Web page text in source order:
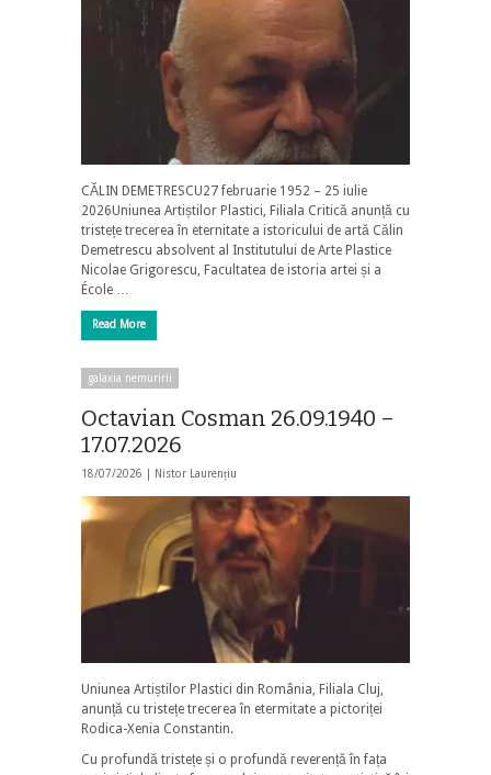
CĂLIN DEMETRESCU27 februarie 1952 – 25 iulie
2026Uniunea Artiștilor Plastici, Filiala Critică anunță cu
tristețe trecerea în eternitate a istoricului de artă Călin
Demetrescu absolvent al Institutului de Arte Plastice
Nicolae Grigorescu, Facultatea de istoria artei și a
École …
Read More
galaxia nemuririi
Octavian Cosman 26.09.1940 –
17.07.2026
18/07/2026 | Nistor Laurențiu
Uniunea Artiștilor Plastici din România, Filiala Cluj,
anunță cu tristețe trecerea în etermitate a pictoriței
Rodica-Xenia Constantin.
Cu profundă tristețe și o profundă reverență în fața